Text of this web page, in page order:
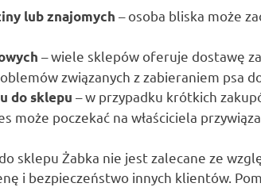
lub znajomych – osoba bliska może
– wiele sklepów oferuje dostawę
związanych z zabieraniem psa
do sklepu – w przypadku krótkich
może poczekać na właściciela
sklepu Żabka nie jest zalecane ze
i bezpieczeństwo innych klientów.